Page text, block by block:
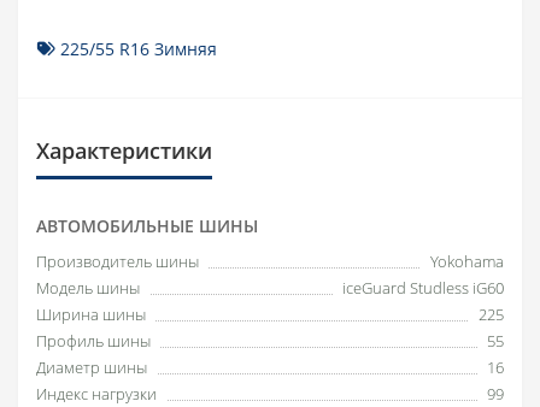
225/55 R16 Зимняя
Характеристики
АВТОМОБИЛЬНЫЕ ШИНЫ
Производитель шины
Yokohama
Модель шины
iceGuard Studless iG60
Ширина шины
225
Профиль шины
55
Диаметр шины
16
Индекс нагрузки
99